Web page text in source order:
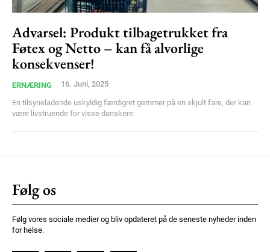
Ut mollis pellentesque tortor
Donec quis est ac felis
Orci varius natoque dolor
100DKK / year
Advarsel: Produkt tilbagetrukket fra
Føtex og Netto – kan få alvorlige
konsekvenser!
ERNÆRING 16. Juni, 2025
En tilsyneladende uskyldig færdigret gemmer på en skjult fare, der kan
være livstruende for visse danskere.
Følg os
Følg vores sociale medier og bliv opdateret på de seneste nyheder inden
for helse.